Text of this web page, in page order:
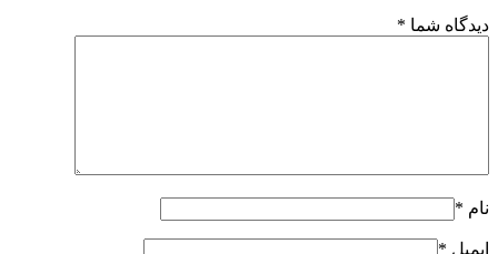
دیدگاه شما *
نام *
ایمیل *